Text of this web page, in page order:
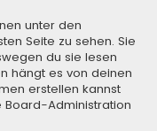
unter den
Seite zu sehen. Sie
du sie lesen
hängt es von deinen
erstellen kannst
Board-Administration